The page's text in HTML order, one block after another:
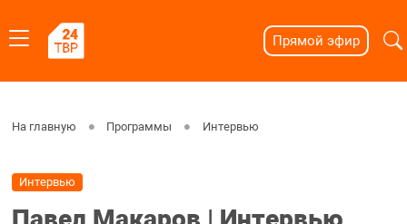
Прямой эфир
На главную Программы Интервью
Интервью